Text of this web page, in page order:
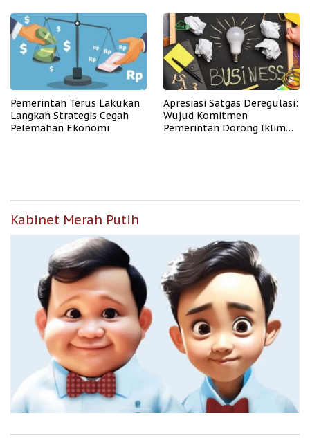
Pemerintah Terus Lakukan
Langkah Strategis Cegah
Pelemahan Ekonomi
Apresiasi Satgas Deregulasi:
Wujud Komitmen
Pemerintah Dorong Iklim
Kabinet Merah Putih